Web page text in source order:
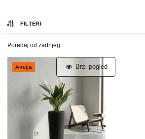
FILTERI
Akcija Brzi pogled